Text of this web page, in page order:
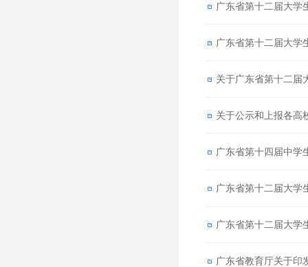
广东省第十二届大学
广东省第十二届大学
关于广东省第十二届
关于公示和上报各高
广东省第十四届中学
广东省第十二届大学
广东省第十二届大学
广东省教育厅关于印